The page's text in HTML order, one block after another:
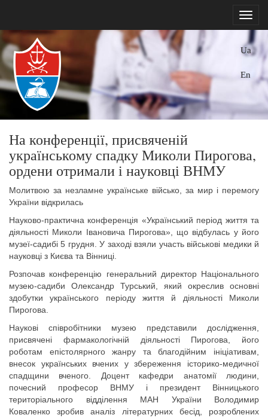
Ua
En
На конференції, присвяченій
українському спадку Миколи Пирогова,
ордени отримали і науковці ВНМУ
Молитвою за незламне українське військо, за мир і перемогу
України відкрилась
Науково-практична конференція «Український період життя та
діяльності Миколи Івановича Пирогова», що відбулась у його
музеї-садибі 5 грудня. У заході взяли участь військові медики й
науковці з Києва та Вінниці.
Розпочав конференцію генеральний директор Національного
музею-садиби Олександр Турський, який окреслив основні
здобутки українського періоду життя й діяльності Миколи
Пирогова.
Наукові співробітники музею представили дослідження,
присвячені фармакологічній діяльності Пирогова, його
роботам епістолярного жанру та благодійним ініціативам,
внесок українських вчених у збереження історико-медичної
спадщини вченого. Доцент кафедри анатомії людини,
почесний професор ВНМУ і президент Вінницького
територіального відділення МАН України Володимир
Коваленко зробив аналіз літературних бесід, розроблених